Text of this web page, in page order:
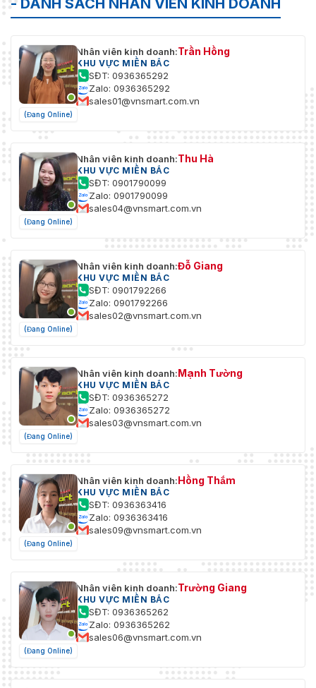
- DANH SÁCH NHÂN VIÊN KINH DOANH
(Đang Online)
Nhân viên kinh doanh:Trần Hồng
KHU VỰC MIỀN BẮC
SĐT: 0936365292
Zalo: 0936365292
sales01@vnsmart.com.vn
(Đang Online)
Nhân viên kinh doanh:Thu Hà
KHU VỰC MIỀN BẮC
SĐT: 0901790099
Zalo: 0901790099
sales04@vnsmart.com.vn
(Đang Online)
Nhân viên kinh doanh:Đỗ Giang
KHU VỰC MIỀN BẮC
SĐT: 0901792266
Zalo: 0901792266
sales02@vnsmart.com.vn
(Đang Online)
Nhân viên kinh doanh:Mạnh Tường
KHU VỰC MIỀN BẮC
SĐT: 0936365272
Zalo: 0936365272
sales03@vnsmart.com.vn
(Đang Online)
Nhân viên kinh doanh:Hồng Thắm
KHU VỰC MIỀN BẮC
SĐT: 0936363416
Zalo: 0936363416
sales09@vnsmart.com.vn
(Đang Online)
Nhân viên kinh doanh:Trường Giang
KHU VỰC MIỀN BẮC
SĐT: 0936365262
Zalo: 0936365262
sales06@vnsmart.com.vn